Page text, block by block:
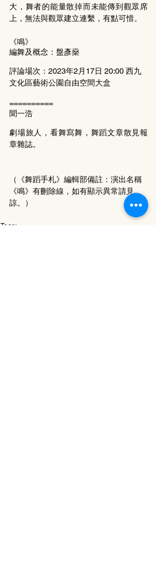
大，舞者的能量散掉而未能傳到觀眾席
上，無法與觀眾建立連繫，有點可惜。
《鳴》
編舞及概念：盤彥燊
評論場次：2023年2月17日 20:00 西九
文化區藝術公園自由空間大盒
==========
聞一浩
劇場旅人，看舞寫舞，舞蹈文章散見報
章雜誌。
（《舞蹈手札》編輯部備註：演出名稱
《鳴》有刪除線，如有顯示異常請見
諒。）
Tags: